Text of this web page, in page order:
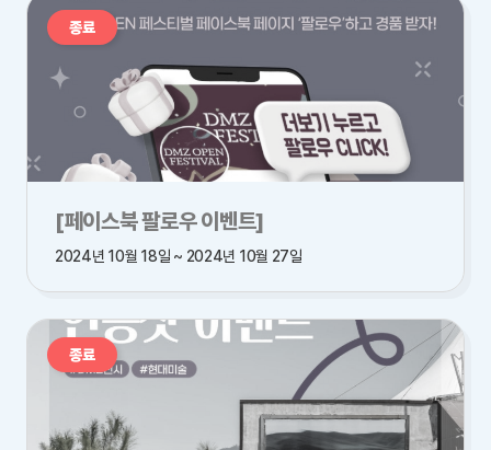
종료
[페이스북 팔로우 이벤트]
2024년 10월 18일 ~ 2024년 10월 27일
종료